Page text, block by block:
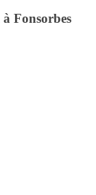
Fonsorbes